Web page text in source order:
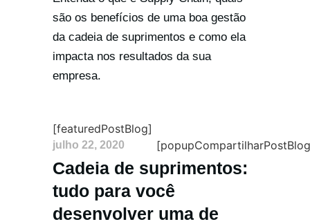
são os benefícios de uma boa gestão
da cadeia de suprimentos e como ela
impacta nos resultados da sua
empresa.
[featuredPostBlog]
julho 22, 2020
Cadeia de suprimentos:
tudo para você
desenvolver uma de